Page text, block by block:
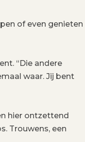
of even genieten
“Die andere
waar. Jij bent
hier ontzettend
Trouwens, een